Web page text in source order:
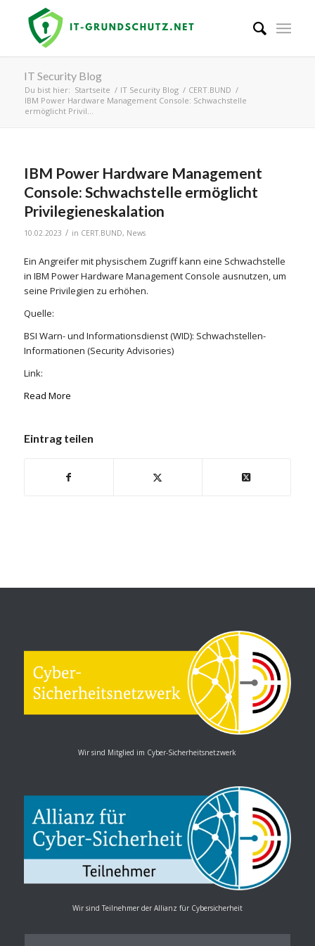
IT Security Blog
Du bist hier: Startseite / IT Security Blog / CERT.BUND /
IBM Power Hardware Management Console: Schwachstelle
ermöglicht Privil...
IBM Power Hardware Management
Console: Schwachstelle ermöglicht
Privilegieneskalation
10.02.2023 / in CERT.BUND, News
Ein Angreifer mit physischem Zugriff kann eine Schwachstelle
in IBM Power Hardware Management Console ausnutzen, um
seine Privilegien zu erhöhen.
Quelle:
BSI Warn- und Informationsdienst (WID): Schwachstellen-
Informationen (Security Advisories)
Link:
Read More
Eintrag teilen
Wir sind Mitglied im Cyber-Sicherheitsnetzwerk
Wir sind Teilnehmer der Allianz für Cybersicherheit